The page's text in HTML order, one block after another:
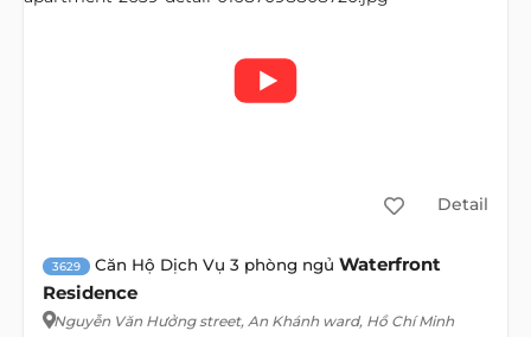
Detail
3629 Căn Hộ Dịch Vụ 3 phòng ngủ Waterfront
Residence
Nguyễn Văn Hưởng street, An Khánh ward, Hồ Chí Minh